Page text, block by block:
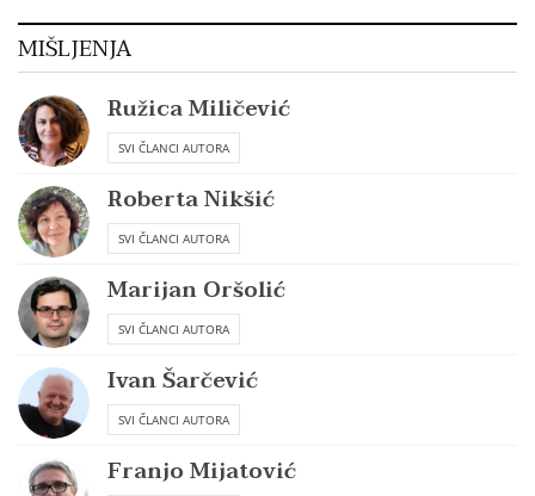
MIŠLJENJA
Ružica Miličević
SVI ČLANCI AUTORA
Roberta Nikšić
SVI ČLANCI AUTORA
Marijan Oršolić
SVI ČLANCI AUTORA
Ivan Šarčević
SVI ČLANCI AUTORA
Franjo Mijatović